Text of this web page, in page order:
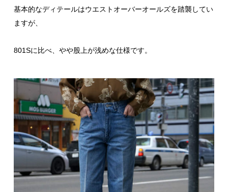
基本的なディテールはウエストオーバーオールズを踏襲してい
ますが、
801Sに比べ、やや股上が浅めな仕様です。